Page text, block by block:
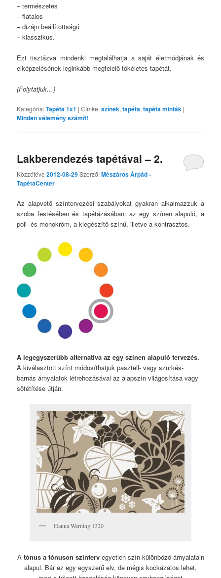
– természetes
– fiatalos
– dizájn beállítottságú
– klasszikus.
Ezt tisztázva mindenki megtalálhatja a saját életmódjának és
elképzelésének leginkább megfelelő tökéletes tapétát.
(Folytatjuk…)
Kategória:Tapéta 1x1 |Címke:színek,tapéta,tapéta minták |
Minden vélemény számít!
Lakberendezés tapétával – 2.
Közzétéve2012-08-29Szerző:Mészáros Árpád -
TapétaCenter
Az alapvető színtervezési szabályokat gyakran alkalmazzuk a
szoba festésében és tapétázásában: az egy színen alapuló, a
poli- és monokróm, a kiegészítő színű, illetve a kontrasztos.
A legegyszerűbb alternatíva az egy színen alapulótervezés.
A kiválasztott színt módosíthatjuk pasztell- vagy szürkés-
barnás árnyalatok létrehozásával az alapszín világosítása vagy
sötétítése útján.
Hanna Werning 1320
A tónus a tónuson színtervegyetlen szín különböző árnyalatain
alapul. Bár ez egy egyszerű elv, de mégis kockázatos lehet,